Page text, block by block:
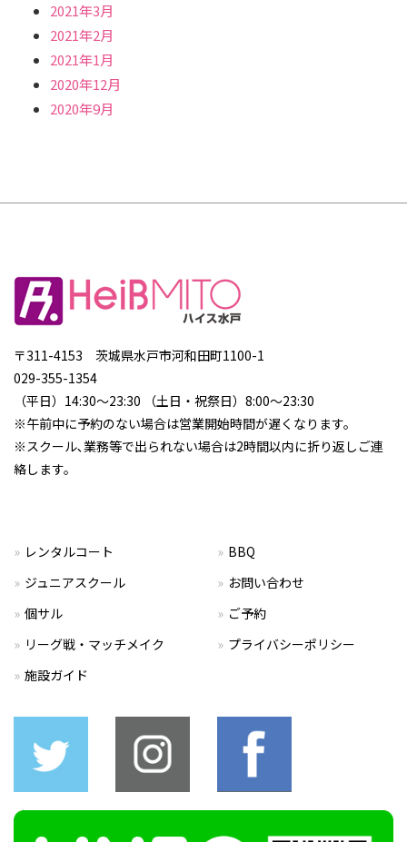
2021年3月
2021年2月
2021年1月
2020年12月
2020年9月
〒311-4153 茨城県水戸市河和田町1100-1
029-355-1354
（平日）14:30～23:30 （土日・祝祭日）8:00～23:30
※午前中に予約のない場合は営業開始時間が遅くなります。
※スクール､業務等で出られない場合は2時間以内に折り返しご連
絡します。
レンタルコート
ジュニアスクール
個サル
リーグ戦・マッチメイク
施設ガイド
BBQ
お問い合わせ
ご予約
プライバシーポリシー